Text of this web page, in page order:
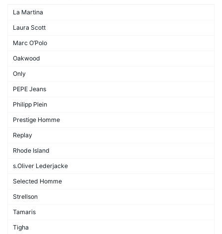
La Martina
Laura Scott
Marc O’Polo
Oakwood
Only
PEPE Jeans
Philipp Plein
Prestige Homme
Replay
Rhode Island
s.Oliver Lederjacke
Selected Homme
Strellson
Tamaris
Tigha